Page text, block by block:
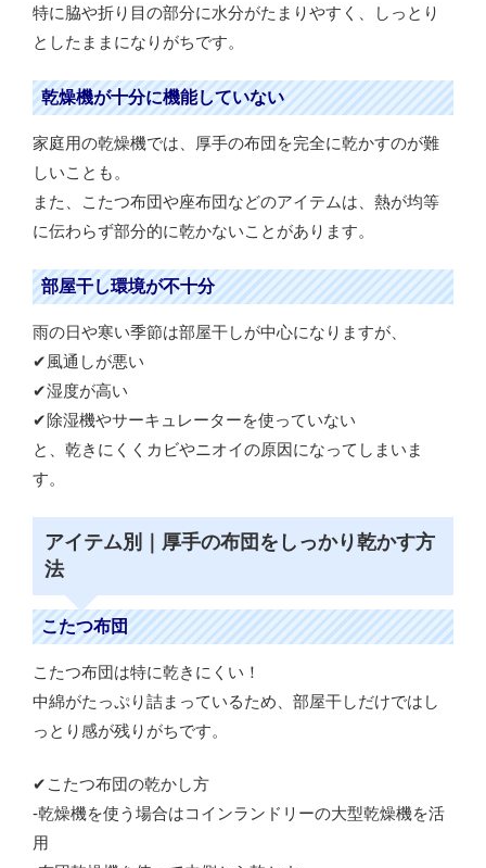
特に脇や折り目の部分に水分がたまりやすく、しっとり
としたままになりがちです。
乾燥機が十分に機能していない
家庭用の乾燥機では、厚手の布団を完全に乾かすのが難
しいことも。
また、こたつ布団や座布団などのアイテムは、熱が均等
に伝わらず部分的に乾かないことがあります。
部屋干し環境が不十分
雨の日や寒い季節は部屋干しが中心になりますが、
✔風通しが悪い
✔湿度が高い
✔除湿機やサーキュレーターを使っていない
と、乾きにくくカビやニオイの原因になってしまいま
す。
アイテム別｜厚手の布団をしっかり乾かす方
法
こたつ布団
こたつ布団は特に乾きにくい！
中綿がたっぷり詰まっているため、部屋干しだけではし
っとり感が残りがちです。
✔こたつ布団の乾かし方
-乾燥機を使う場合はコインランドリーの大型乾燥機を活
用